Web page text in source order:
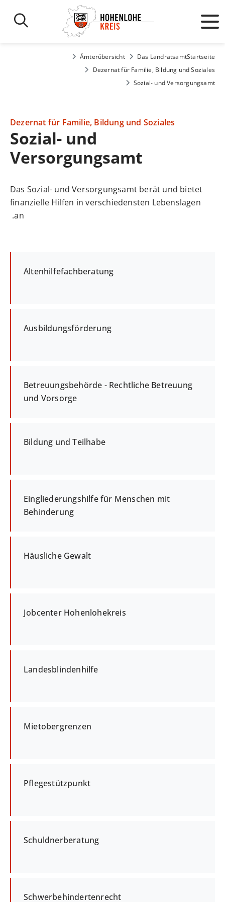
Startseite
Das Landratsamt
Ämterübersicht
Dezernat für Familie, Bildung und Soziales
Sozial- und Versorgungsamt
Dezernat für Familie, Bildung und Soziales
Sozial- und
Versorgungsamt
Das Sozial- und Versorgungsamt berät und bietet
finanzielle Hilfen in verschiedensten Lebenslagen
an.
Altenhilfefachberatung
Ausbildungsförderung
Betreuungsbehörde - Rechtliche Betreuung
und Vorsorge
Bildung und Teilhabe
Eingliederungshilfe für Menschen mit
Behinderung
Häusliche Gewalt
Jobcenter Hohenlohekreis
Landesblindenhilfe
Mietobergrenzen
Pflegestützpunkt
Schuldnerberatung
Schwerbehindertenrecht